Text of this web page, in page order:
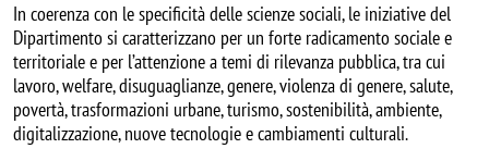
In coerenza con le specificità delle scienze sociali, le iniziative del
Dipartimento si caratterizzano per un forte radicamento sociale e
territoriale e per l’attenzione a temi di rilevanza pubblica, tra cui
lavoro, welfare, disuguaglianze, genere, violenza di genere, salute,
povertà, trasformazioni urbane, turismo, sostenibilità, ambiente,
digitalizzazione, nuove tecnologie e cambiamenti culturali.